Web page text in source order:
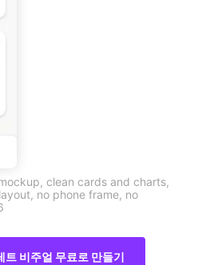
clean cards and charts,
no phone frame, no
트 비주얼 무료로 만들기